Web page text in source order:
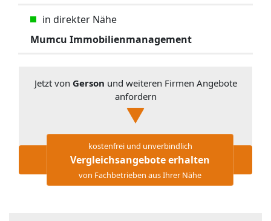
in direkter Nähe
Mumcu Immobilienmanagement
Jetzt von Gerson und weiteren Firmen Angebote
anfordern
kostenfrei und unverbindlich
Vergleichsangebote erhalten
von Fachbetrieben aus Ihrer Nähe